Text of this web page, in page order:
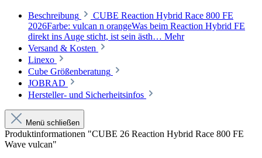
Beschreibung
CUBE Reaction Hybrid Race 800 FE
2026Farbe: vulcan n orangeWas beim Reaction Hybrid FE
direkt ins Auge sticht, ist sein ästh… Mehr
Versand & Kosten
Linexo
Cube Größenberatung
JOBRAD
Hersteller- und Sicherheitsinfos
Menü schließen
Produktinformationen "CUBE 26 Reaction Hybrid Race 800 FE
Wave vulcan"